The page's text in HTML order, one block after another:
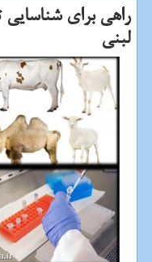
راهی برای
لبنی